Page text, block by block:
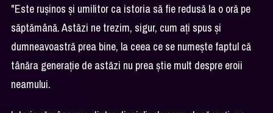
"Este rușinos și umilitor ca istoria să fie redusă la o oră pe
săptămână. Astăzi ne trezim, sigur, cum ați spus și
dumneavoastră prea bine, la ceea ce se numește faptul că
tânăra generație de astăzi nu prea știe mult despre eroii
neamului.